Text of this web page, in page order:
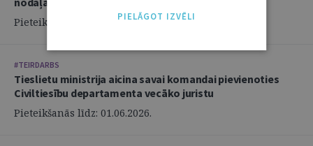
Pieteikšanās līdz: 02.06.2026.
#TEIRDARBS
Tieslietu ministrija aicina savai komandai pievienoties
Civiltiesību departamenta vecāko juristu
Pieteikšanās līdz: 01.06.2026.
PIELĀGOT IZVĒLI